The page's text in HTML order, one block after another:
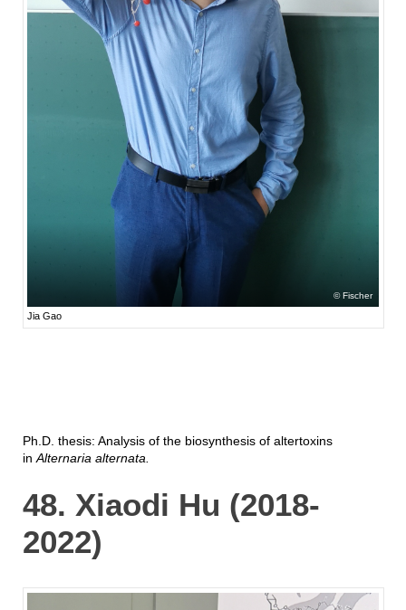
Fischer
Jia Gao
Ph.D. thesis: Analysis of the biosynthesis of altertoxins
inAlternaria alternata.
48. Xiaodi Hu (2018-
2022)